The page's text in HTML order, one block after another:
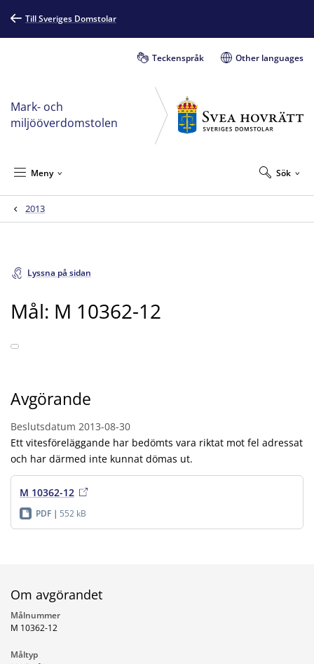
Till Sveriges Domstolar
Teckenspråk Other languages
Mark- och
miljööverdomstolen
Sök
Meny
2013
Lyssna på sidan
Mål: M 10362-12
Avgörande
Beslutsdatum 2013-08-30
Ett vitesföreläggande har bedömts vara riktat mot fel adressat
och har därmed inte kunnat dömas ut.
M 10362-12
PDF 552 kB
Om avgörandet
Målnummer
M 10362-12
Måltyp